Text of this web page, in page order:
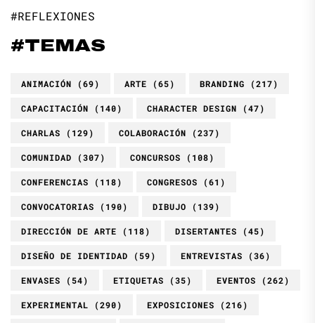
#REFLEXIONES
#TEMAS
ANIMACIÓN (69) ARTE (65) BRANDING (217)
CAPACITACIÓN (140) CHARACTER DESIGN (47)
CHARLAS (129) COLABORACIÓN (237)
COMUNIDAD (307) CONCURSOS (108)
CONFERENCIAS (118) CONGRESOS (61)
CONVOCATORIAS (190) DIBUJO (139)
DIRECCIÓN DE ARTE (118) DISERTANTES (45)
DISEÑO DE IDENTIDAD (59) ENTREVISTAS (36)
ENVASES (54) ETIQUETAS (35) EVENTOS (262)
EXPERIMENTAL (290) EXPOSICIONES (216)